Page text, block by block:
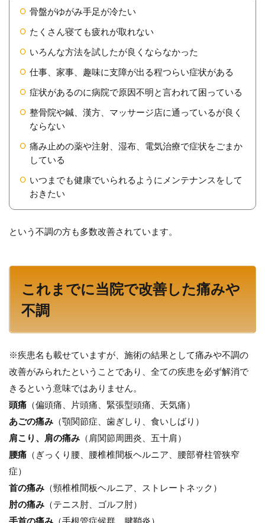
骨盤がゆがみ手足が冷たい
たくさん寝ても疲れが取れない
いろんな方法を試したが良くならなかった
仕事、家事、趣味に支障が出る程つらい症状がある
症状があるのに病院で原因不明と言われて困っている
整骨院や鍼、漢方、マッサージ店に通っているが良く
ならない
痛み止めの薬や注射、湿布、電気治療で症状をごまか
している
いつまでも健康でいられるようにメンテナンスをして
おきたい
という不調の方も多数改善されています。
これまでに当院で改善した痛みや
不調
※疾患名も載せていますが、施術の結果として痛みや不調の
改善がみられたということであり、全ての疾患を必ず解消で
きるという意味ではありません。
頭痛 （偏頭痛、片頭痛、緊張型頭痛、天気痛）
あごの痛み （顎関節症、歯ぎしり、食いしばり）
肩こり、肩の痛み （肩関節周囲炎、五十肩）
腰痛 （ぎっくり腰、腰椎椎間板ヘルニア、腰部脊柱管狭窄
症）
首の痛み （頸椎椎間板ヘルニア、ストレートネック）
肘の痛み （テニス肘、ゴルフ肘）
手首の痛み （手根管症候群、腱鞘炎）